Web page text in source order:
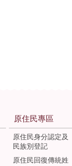
原住民專區
原住民身分認定及
民族別登記
原住民回復傳統姓